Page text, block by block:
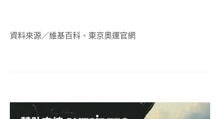
資料來源／維基百科、東京奧運官網